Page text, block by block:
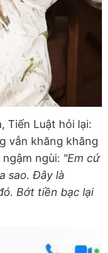
Tiến Luật hỏi lại:
vẫn khăng khăng
ngùi: "Em cứ
sao. Đây là
Bớt tiền bạc lại